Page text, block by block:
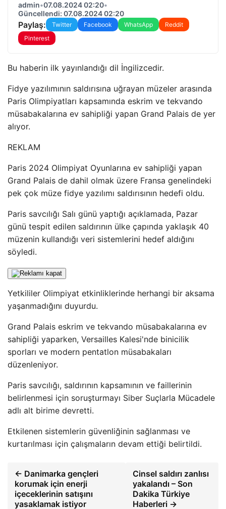
admin•07.08.2024 02:20•
Güncellendi: 07.08.2024 02:20
Paylaş: Twitter Facebook WhatsApp
Reddit
Pinterest
Bu haberin ilk yayınlandığı dil İngilizcedir.
Fidye yazılımının saldırısına uğrayan müzeler arasında
Paris Olimpiyatları kapsamında eskrim ve tekvando
müsabakalarına ev sahipliği yapan Grand Palais de yer
alıyor.
REKLAM
Paris 2024 Olimpiyat Oyunlarına ev sahipliği yapan
Grand Palais de dahil olmak üzere Fransa genelindeki
pek çok müze fidye yazılımı saldırısının hedefi oldu.
Paris savcılığı Salı günü yaptığı açıklamada, Pazar
günü tespit edilen saldırının ülke çapında yaklaşık 40
müzenin kullandığı veri sistemlerini hedef aldığını
söyledi.
Yetkililer Olimpiyat etkinliklerinde herhangi bir aksama
yaşanmadığını duyurdu.
Grand Palais eskrim ve tekvando müsabakalarına ev
sahipliği yaparken, Versailles Kalesi'nde binicilik
sporları ve modern pentatlon müsabakaları
düzenleniyor.
Paris savcılığı, saldırının kapsamının ve faillerinin
belirlenmesi için soruşturmayı Siber Suçlarla Mücadele
adlı alt birime devretti.
Etkilenen sistemlerin güvenliğinin sağlanması ve
kurtarılması için çalışmaların devam ettiği belirtildi.
← Danimarka gençleri
korumak için enerji
içeceklerinin satışını
yasaklamak istiyor
Cinsel saldırı zanlısı
yakalandı – Son
Dakika Türkiye
Haberleri →